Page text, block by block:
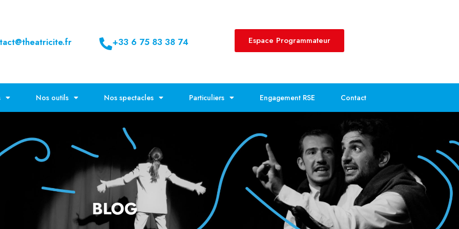
+33 6 75 83 38 74 Espace Programmateur
Nos outils Nos spectacles Particuliers Engagement RSE Contact